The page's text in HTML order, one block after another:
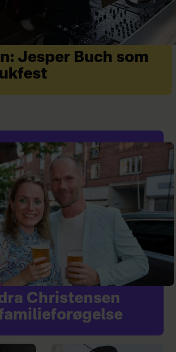
Jesper Buch som
Christensen